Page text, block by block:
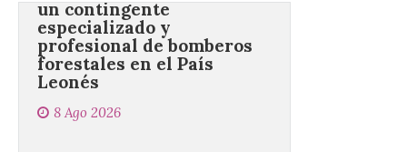
forestales en el País
Leonés
8 Ago 2026